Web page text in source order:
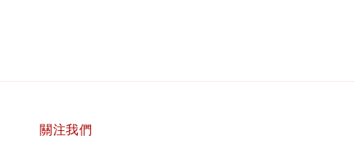
關注我們